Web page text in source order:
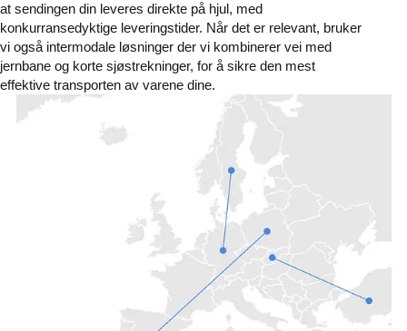
at sendingen din leveres direkte på hjul, med
konkurransedyktige leveringstider. Når det er relevant, bruker
vi også intermodale løsninger der vi kombinerer vei med
jernbane og korte sjøstrekninger, for å sikre den mest
effektive transporten av varene dine.